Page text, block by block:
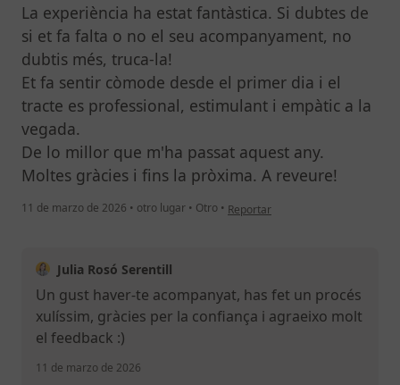
La experiència ha estat fantàstica. Si dubtes de
si et fa falta o no el seu acompanyament, no
dubtis més, truca-la!
Et fa sentir còmode desde el primer dia i el
tracte es professional, estimulant i empàtic a la
vegada.
De lo millor que m'ha passat aquest any.
Moltes gràcies i fins la pròxima. A reveure!
11 de marzo de 2026 • otro lugar • Otro • en opinión del usuario Xavier T.
Reportar
Julia Rosó Serentill
Un gust haver-te acompanyat, has fet un procés
xulíssim, gràcies per la confiança i agraeixo molt
el feedback :)
11 de marzo de 2026